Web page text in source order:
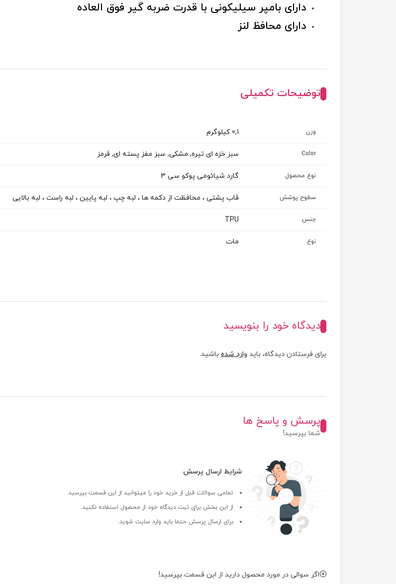
دارای بامپر سیلیکونی با قدرت ضربه گیر فوق العاده
دارای محافظ لنز
توضیحات تکمیلی
وزن 0,1 کیلوگرم
Color سبز خزه ای تیره, مشکی, سبز مغز پسته ای, قرمز
نوع محصول گارد شیائومی پوکو سی 3
سطوح پوشش قاب پشتی ، محافظت از دکمه ها ، لبه چپ ، لبه پایین ، لبه راست ، لبه بالایی
جنس TPU
نوع مات
دیدگاه خود را بنویسید
برای فرستادن دیدگاه، باید وارد شدهباشید.
پرسش و پاسخ ها
شما بپرسید!
شرایط ارسال پرسش
تمامی سوالات قبل از خرید خود را میتوانید از این قسمت بپرسید.
از این بخش برای ثبت دیدگاه خود از محصول استفاده نکنید.
برای ارسال پرسش حتما باید وارد سایت شوید.
اگر سوالی در مورد محصول دارید از این قسمت بپرسید!